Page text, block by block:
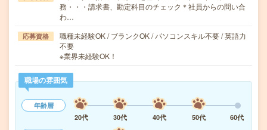
務・・・請求書、勘定科目のチェック＊社員からの問い合
わ…
応募資格
職種未経験OK / ブランクOK / パソコンスキル不要 / 英語力
不要
※業界未経験OK！
職場の雰囲気
年齢層
20代
30代 40代 50代
60代